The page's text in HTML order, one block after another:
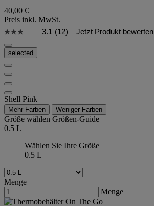
40,00 €
Preis inkl. MwSt.
3.1 (12) Jetzt Produkt bewerten
selected
Shell Pink
Mehr Farben Weniger Farben
Größe wählen Größen-Guide
0.5 L
Wählen Sie Ihre Größe
0.5 L
Menge
Menge